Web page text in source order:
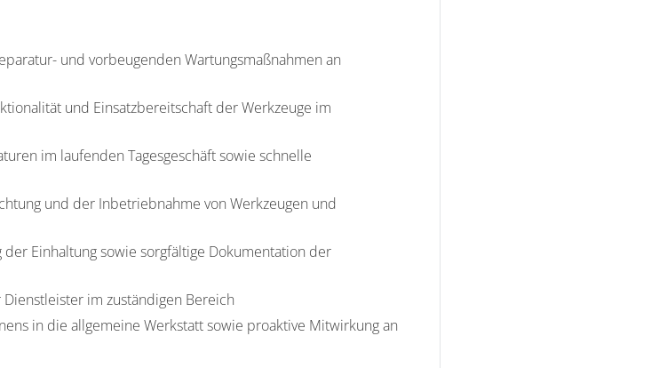
und vorbeugenden Wartungsmaßnahmen an
und Einsatzbereitschaft der Werkzeuge im
im laufenden Tagesgeschäft sowie schnelle
und der Inbetriebnahme von Werkzeugen und
der Einhaltung sowie sorgfältige Dokumentation der
im zuständigen Bereich
in die allgemeine Werkstatt sowie proaktive Mitwirkung an